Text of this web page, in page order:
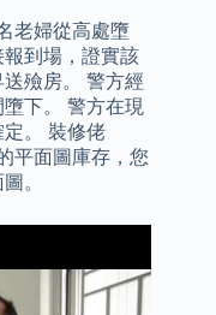
老婦從高處墮
到場，證實該
殮房。 警方經
下。 警方在現
。 裝修佬
平面圖庫存，您
。